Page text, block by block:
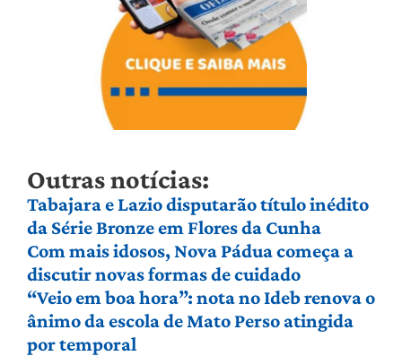
Outras notícias:
Tabajara e Lazio disputarão título inédito
da Série Bronze em Flores da Cunha
Com mais idosos, Nova Pádua começa a
discutir novas formas de cuidado
“Veio em boa hora”: nota no Ideb renova o
ânimo da escola de Mato Perso atingida
por temporal